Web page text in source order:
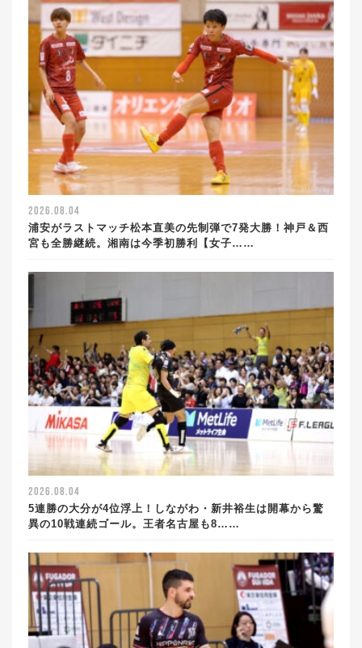
2026.08.04
浦安がラストマッチ松本直美の先制弾で7発大勝！神戸＆西
宮も全勝継続。湘南は今季初勝利【女子……
2026.08.04
5連勝の大分が4位浮上！しながわ・新井裕生は開幕から驚
異の10戦連続ゴール。王者名古屋も8……